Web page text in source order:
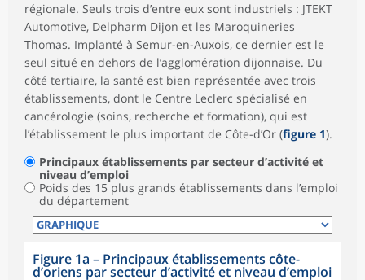
régionale. Seuls trois d’entre eux sont industriels : JTEKT
Automotive, Delpharm Dijon et les Maroquineries
Thomas. Implanté à Semur-en-Auxois, ce dernier est le
seul situé en dehors de l’agglomération dijonnaise. Du
côté tertiaire, la santé est bien représentée avec trois
établissements, dont le Centre Leclerc spécialisé en
cancérologie (soins, recherche et formation), qui est
l’établissement le plus important de Côte-d’Or (figure 1).
Principaux établissements par secteur d’activité et
niveau d’emploi
Poids des 15 plus grands établissements dans l’emploi
du département
Figure 1a – Principaux établissements côte-
d’oriens par secteur d’activité et niveau d’emploi